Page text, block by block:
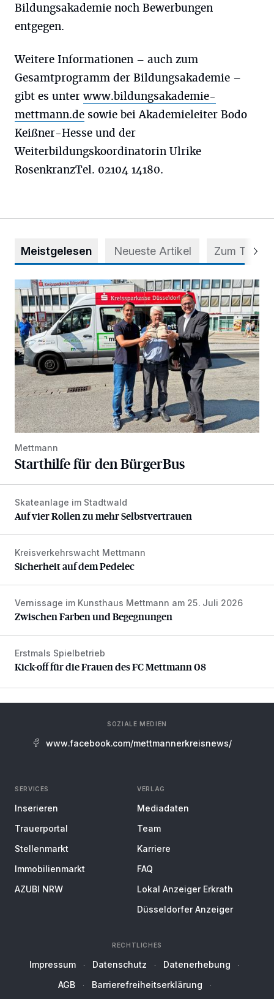
Bildungsakademie noch Bewerbungen
entgegen.
Weitere Informationen – auch zum
Gesamtprogramm der Bildungsakademie –
gibt es unterwww.bildungsakademie-
mettmann.de sowie bei Akademieleiter Bodo
Keißner-Hesse und der
Weiterbildungskoordinatorin Ulrike
RosenkranzTel. 02104 14180.
Meistgelesen Neueste Artikel Zum Thema
Starthilfe für den BürgerBus
Mettmann
Starthilfe für den BürgerBus
Auf vier Rollen zu mehr Selbstvertrauen
Skateanlage im Stadtwald
Auf vier Rollen zu mehr Selbstvertrauen
Sicherheit auf dem Pedelec
Kreisverkehrswacht Mettmann
Sicherheit auf dem Pedelec
Zwischen Farben und Begegnungen
Vernissage im Kunsthaus Mettmann am 25. Juli 2026
Zwischen Farben und Begegnungen
Kick-off für die Frauen des FC Mettmann 08
Erstmals Spielbetrieb
Kick-off für die Frauen des FC Mettmann 08
SOZIALE MEDIEN
www.facebook.com/mettmannerkreisnews/
SERVICES
Inserieren
Trauerportal
Stellenmarkt
Immobilienmarkt
AZUBI NRW
VERLAG
Mediadaten
Team
Karriere
FAQ
Lokal Anzeiger Erkrath
Düsseldorfer Anzeiger
RECHTLICHES
Impressum Datenschutz
Datenerhebung
AGB
Barrierefreiheitserklärung